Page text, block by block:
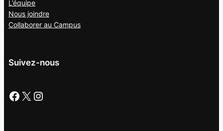
L’équipe
Nous joindre
Collaborer au Campus
Suivez-nous
Facebook X Instagram